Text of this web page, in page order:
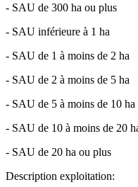
- SAU de 300 ha ou plus
- SAU inférieure à 1 ha
- SAU de 1 à moins de 2 ha
- SAU de 2 à moins de 5 ha
- SAU de 5 à moins de 10 ha
- SAU de 10 à moins de 20
- SAU de 20 ha ou plus
Description exploitation: